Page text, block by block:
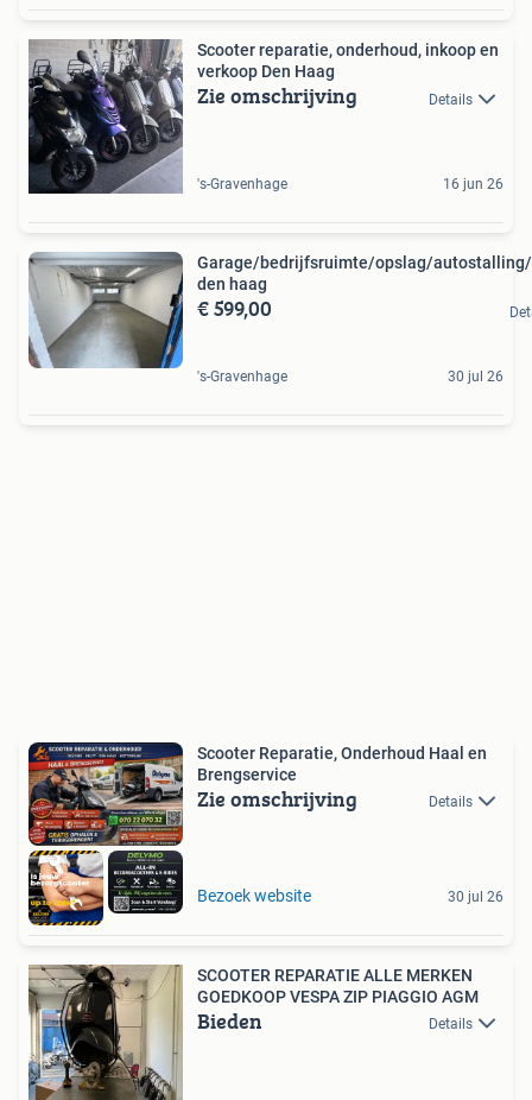
Scooter reparatie, onderhoud, inkoop en
verkoop Den Haag
Zie omschrijving Details
's-Gravenhage 16 jun 26
Garage/bedrijfsruimte/opslag/
den haag
€ 599,00
's-Gravenhage 30 jul 26
Scooter Reparatie, Onderhoud Haal en
Brengservice
Zie omschrijving Details
Bezoek website 30 jul 26
SCOOTER REPARATIE ALLE MERKEN
GOEDKOOP VESPA ZIP PIAGGIO AGM
Bieden Details